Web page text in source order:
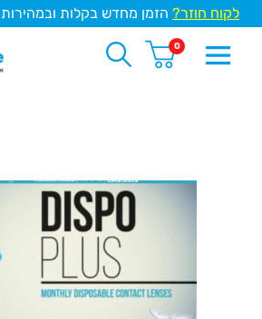
לקוח חוזר? הזמן מחדש בקלות ובמהירות
0